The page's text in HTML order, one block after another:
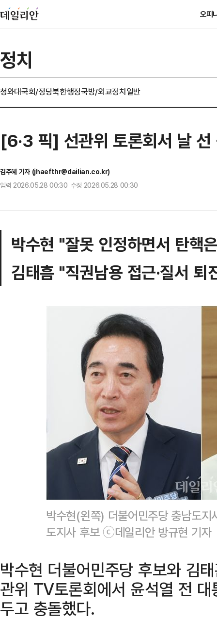
오피
정치
청와대국회/정당북한행정국방/외교정치일반
[6·3 픽] 선관위 토론회서 날
김주혜 기자 (jhaefthr@dailian.co.kr)
입력 2026.05.28 00:30 수정 2026.05.28 00:30
박수현 "잘못 인정하면서 탄핵
김태흠 "직권남용 접근·질서 퇴
박수현(왼쪽) 더불어민주당 충남도
도지사 후보 ⓒ데일리안 방규현 기자
박수현 더불어민주당 후보와 김
관위 TV토론회에서 윤석열 전
두고 충돌했다.